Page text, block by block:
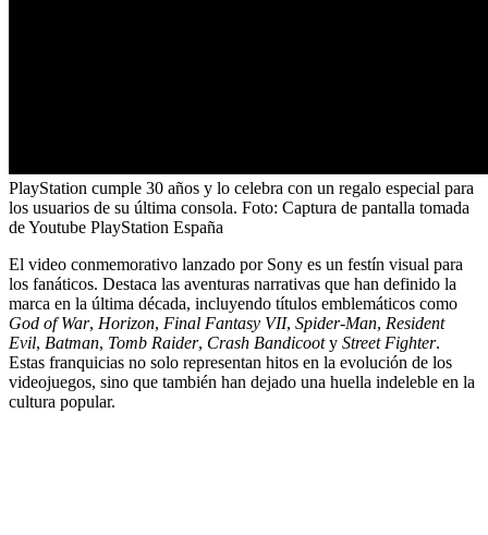
PlayStation cumple 30 años y lo celebra con un regalo especial para
los usuarios de su última consola. Foto: Captura de pantalla tomada
de Youtube PlayStation España
El video conmemorativo lanzado por Sony es un festín visual para
los fanáticos. Destaca las aventuras narrativas que han definido la
marca en la última década, incluyendo títulos emblemáticos como
God of War, Horizon, Final Fantasy VII, Spider-Man, Resident
Evil, Batman, Tomb Raider, Crash Bandicooty Street Fighter.
Estas franquicias no solo representan hitos en la evolución de los
videojuegos, sino que también han dejado una huella indeleble en la
cultura popular.